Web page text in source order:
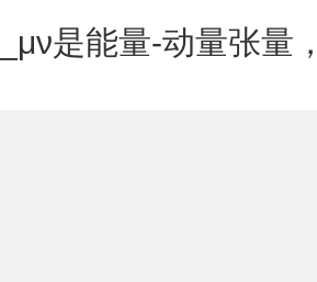
是能量-动量张量